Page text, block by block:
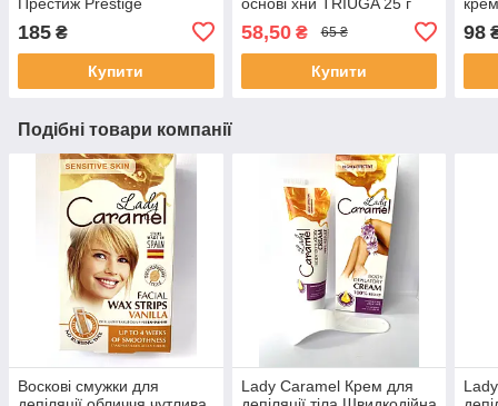
185 ₴
Купити
58,50₴ 65 ₴
Купити
98
Подібні товари компанії
Воскові смужки для
Lady Caramel Крем для